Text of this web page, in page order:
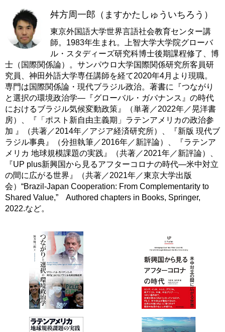
舛方周一郎（ますかたしゅういちろう）
東京外国語大学世界言語社会教育センター講
師。1983年生まれ。上智大学大学院グローバ
ル・スタディーズ研究科博士後期課程修了、博
士（国際関係論）。サンパウロ大学国際関係研究所客員研
究員、神田外語大学専任講師を経て2020年4月より現職。
専門は国際関係論・現代ブラジル政治。著書に『つながり
と選択の環境政治学―『グローバル・ガバナンス』の時代
におけるブラジル気候変動政策』（単著／2022年／晃洋書
房）、『「ポスト新自由主義期」ラテンアメリカの政治参
加 』（共著／2014年／アジア経済研究所）、『新版 現代ブ
ラジル事典』（分担執筆／2016年／新評論）、『ラテンア
メリカ 地球規模課題の実践』（共著／2021年／新評論）、
『UP plus新興国から見るアフターコロナの時代―米中対立
の間に広がる世界』（共著／2021年／東京大学出版
会）“Brazil-Japan Cooperation: From Complementarity to
Shared Value,” Authored chapters in Books, Springer,
2022.など。